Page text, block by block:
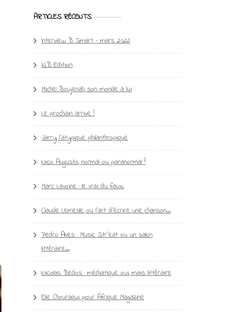
ARTICLES RÉCENTS
Interview B Smart – mars 2022
IGB Edition
Michel Boujenah, son monde à lui
Le prochain arrive !
Jarry, l’atypique philanthropique
Nico Augusto, normal ou paranormal ?
Marc Lavoine : le vrai du faux.
Claude Lemesle, ou l’art d’écrire une chanson…
Pedro Alves : Music Str’eat ou un salon
littéraire…
Nicolas Bedos : médiatique oui, mais littéraire
Elie Chouraqui pour Afrique Magazine